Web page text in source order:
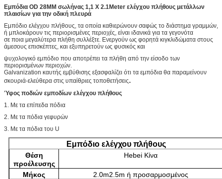
Εμπόδια OD 28MM σωλήνας 1,1 Χ 2.1Meter ελέγχου πλήθους μετάλλων
πλαισίων για την οδική πλευρά
Εμπόδιο ελέγχου πλήθους, τα οποία καθιερώνουν σαφώς το διάστημα γραμμών,
ή μπλοκάρουν τις περιορισμένες περιοχές, είναι ιδανικά για τα γεγονότα
σε ποια μεγαλύτερα πλήθη συλλέξτε. Ενεργούν ως φορητά κιγκλιδώματα στους
άμεσους επισκέπτες, και εξυπηρετούν ως φυσικός και
ψυχολογικό εμπόδιο που αποτρέπει τα πλήθη από την είσοδο των
περιορισμένων περιοχών.
Galvanization καυτής εμβύθισης εξασφαλίζει ότι τα εμπόδια θα παραμείνουν
σκουριά-ελεύθερα στις υπαίθριες τοποθετήσεις.
Ύφος ποδιών εμποδίων ελέγχου πλήθους
1. Με τα επίπεδα πόδια
2. Με τα πόδια γεφυρών
3. Με τα πόδια του U
Εμπόδιο ελέγχου πλήθους
Θέση
προέλευσης
Hebei Κίνα
Μήκος
2.0m2.5m ή προσαρμοσμένος